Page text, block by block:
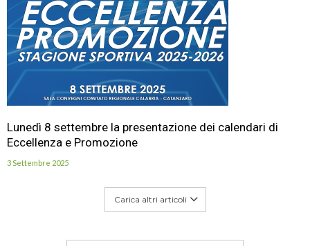
Lunedì 8 settembre la presentazione dei calendari di
Eccellenza e Promozione
3 Settembre 2025
Carica altri articoli